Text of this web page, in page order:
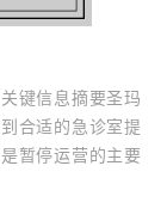
键信息摘要圣玛
合适的急诊室提
暂停运营的主要